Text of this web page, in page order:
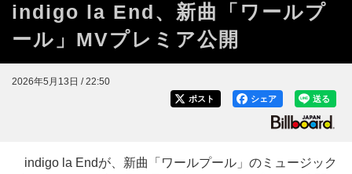
indigo la End、新曲「ワールプ
ール」MVプレミア公開
2026年5月13日 / 22:50
送る
シェア
ポスト
indigo la Endが、新曲「ワールプール」のミュージック